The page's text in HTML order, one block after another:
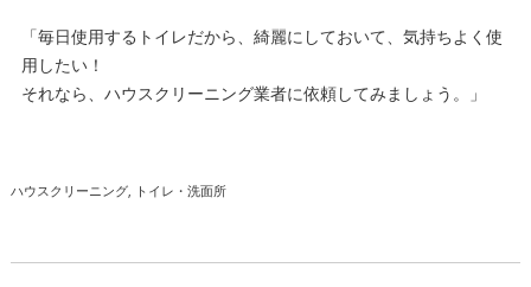
「毎日使用するトイレだから、綺麗にしておいて、気持ちよく使
用したい！
それなら、ハウスクリーニング業者に依頼してみましょう。」
ハウスクリーニング トイレ・洗面所